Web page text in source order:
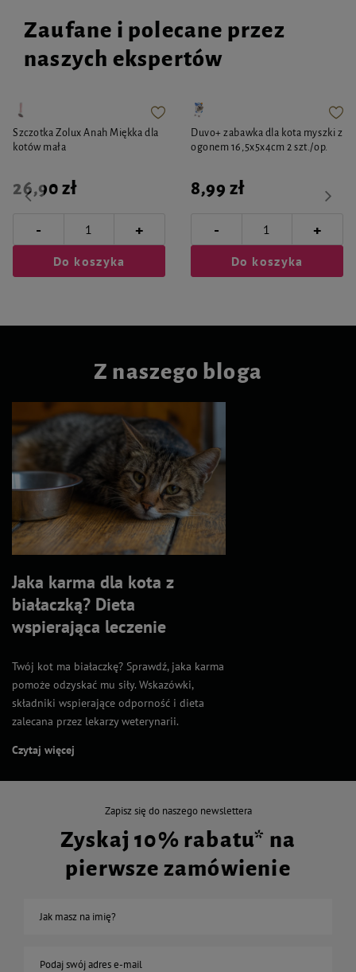
Zaufane i polecane przez
naszych ekspertów
Szczotka Zolux Anah Miękka dla
kotów mała
26,90 zł
- +
Do koszyka
Duvo+ zabawka dla kota myszki z
ogonem 16,5x5x4cm 2 szt./op.
8,99 zł
- +
Do koszyka
Z naszego bloga
Jaka karma dla kota z
białaczką? Dieta
wspierająca leczenie
Twój kot ma białaczkę? Sprawdź, jaka karma
pomoże odzyskać mu siły. Wskazówki,
składniki wspierające odporność i dieta
zalecana przez lekarzy weterynarii.
Czytaj więcej
Zapisz się do naszego newslettera
Zyskaj 10% rabatu* na
pierwsze zamówienie
Jak masz na imię?
Podaj swój adres e-mail